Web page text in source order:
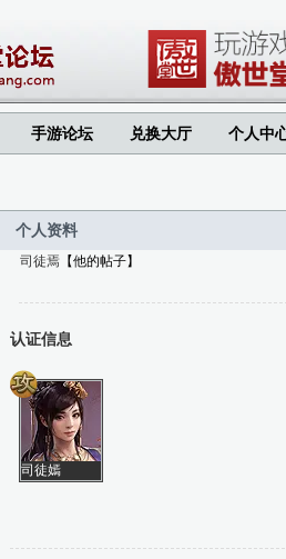
手游论坛 兑换大厅 个人中
个人资料
司徒焉 【他的帖子】
认证信息
司徒嫣